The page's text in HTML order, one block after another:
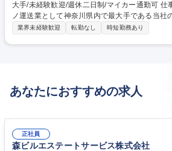
大手/未経験歓迎/週休二日制/マイカー通勤可 仕事の内容 ■業務内容：ピア
ノ運送業として神奈川県内で最大手である当社
業本部にて、配送や設置をお任せします。■取
手企業と取引があります。調律や部品販売は子
担当し、保管管理は有限会社泰成が行ってい
務は含まない 募集職種 【ピアノ運送担当】神奈川県内最大手/未経験歓迎/
業界未経験歓迎 転勤なし 時短勤務あり
あなたにおすすめの求人
正社員
森ビルエステートサービス株式会社